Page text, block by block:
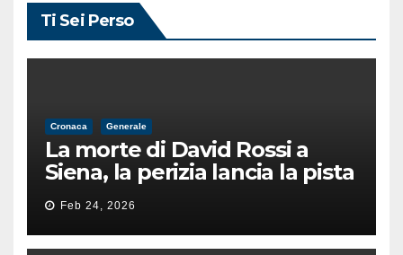
Ti Sei Perso
Cronaca Generale
La morte di David Rossi a
Siena, la perizia lancia la pista
di un’intimidazione finita
male
Feb 24, 2026